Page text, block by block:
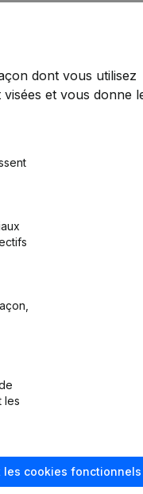
dont vous utilisez
et vous donne
les
les cookies fonctionnels